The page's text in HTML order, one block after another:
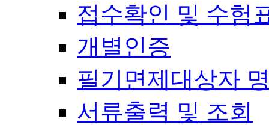
접수확인 및 수험
개별인증
필기면제대상자
서류출력 및 조회